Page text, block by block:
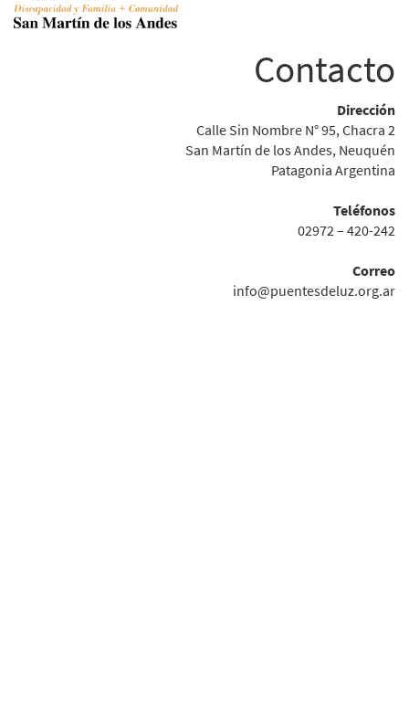
Contacto
Dirección
Calle Sin Nombre N° 95, Chacra 2
San Martín de los Andes, Neuquén
Patagonia Argentina
Teléfonos
02972 – 420-242
Correo
info@puentesdeluz.org.ar